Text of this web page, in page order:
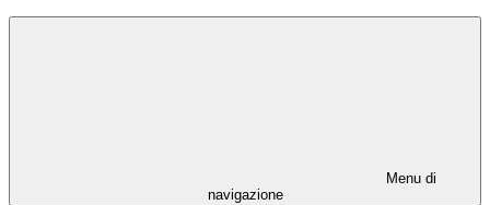
Menu di
navigazione